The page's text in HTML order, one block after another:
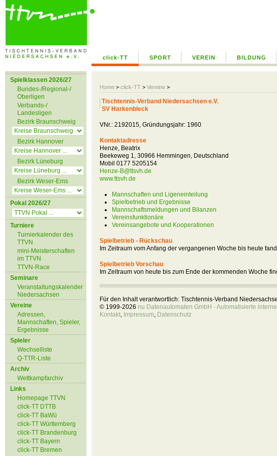
click-TT SPORT VEREIN BILDUNG
Home > click-TT > Vereine >
Spielklassen 2026/27
Bundes-/Regional-/
Oberligen
Verbands-/
Landesligen
Bezirk Braunschweig
Bezirk Hannover
Bezirk Lüneburg
Bezirk Weser-Ems
Pokal 2026/27
Turniere
Turnierkalender des
TTVN
mini-Meisterschaften
im TTVN
TTVN-Race
Seminare
Veranstaltungskalender
Niedersachsen
Vereine
Adressen,
Mannschaften, Spieler,
Ergebnisse
Spieler
Wechselliste
Q-TTR-Liste
Archiv
Wettkampfarchiv
Links
Homepage TTVN
click-TT DTTB
click-TT BaWü
click-TT Württemberg
click-TT Brandenburg
click-TT Bayern
click-TT Bremen
Tischtennis-Verband Niedersachsen e.V.
SV Harkenbleck
VNr.: 2192015, Gründungsjahr: 1960
Kontaktadresse
Henze, Beatrix
Beekeweg 1, 30966 Hemmingen, Deutschland
Mobil 0177 5205154
Henze-B@ttsvh.de
www.ttsvh.de
Mannschaften und Ligeneinteilung
Spielbetrieb und Ergebnisse
Mannschaftsmeldungen und Bilanzen
Vereinsfunktionäre
Vereinsangebote und Kooperationen
Spielbetrieb - Rückschau
Im Zeitraum vom Anfang der vergangenen Woche bis heute
Spielbetrieb Vorschau
Im Zeitraum von heute bis zum Ende der kommenden Woche
Für den Inhalt verantwortlich: Tischtennis-Verband
© 1999-2026 nu Datenautomaten GmbH - Automatisierte
Kontakt, Impressum, Datenschutz